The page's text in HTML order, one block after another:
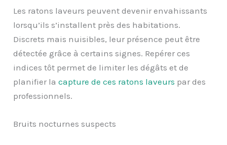
Les ratons laveurs peuvent devenir envahissants
lorsqu’ils s’installent près des habitations.
Discrets mais nuisibles, leur présence peut être
détectée grâce à certains signes. Repérer ces
indices tôt permet de limiter les dégâts et de
planifier lacapture de ces ratons laveurs par des
professionnels.
Bruits nocturnes suspects